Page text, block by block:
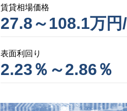
賃貸相場価格
27.8～108.1万円/
表面利回り
2.23％～2.86％